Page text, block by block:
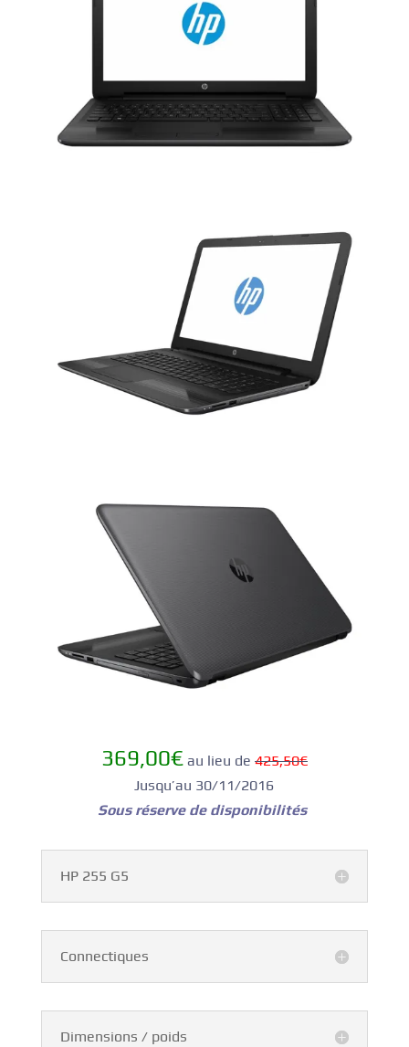
369,00€au lieu de 425,50€
Jusqu’au 30/11/2016
Sous réserve de disponibilités
HP 255 G5
Connectiques
Dimensions / poids